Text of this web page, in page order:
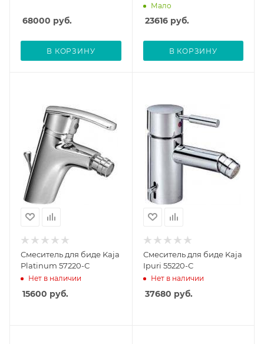
68000 руб.
В КОРЗИНУ
Мало
23616руб.
В КОРЗИНУ
Смеситель для биде Kaja
Platinum 57220-С
Нет в наличии
15600 руб.
Смеситель для биде Kaja
Ipuri 55220-С
Нет в наличии
37680 руб.